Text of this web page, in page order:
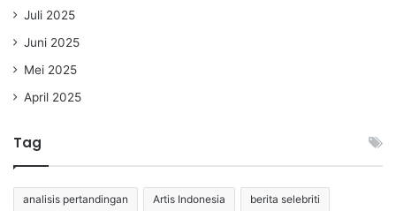
Juli 2025
Juni 2025
Mei 2025
April 2025
Tag
analisis pertandingan Artis Indonesia berita selebriti